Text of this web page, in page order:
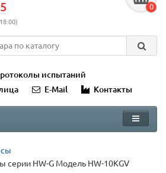
0
испытаний
E-Mail Контакты
HW-G Модель HW-10KGV